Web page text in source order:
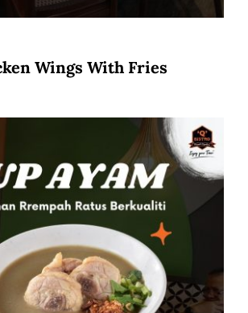
Wings With Fries